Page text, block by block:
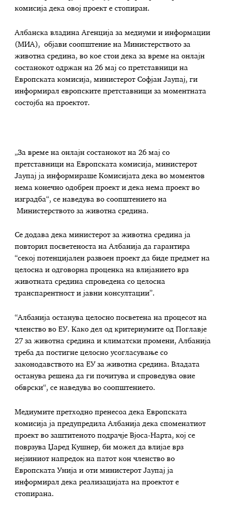
комисија дека овој проект е стопиран.
Албанска владина Агенција за медиуми и информации
(МИА), објави соопштение на Министерството за
животна средина, во кое стои дека за време на онлајн
состанокот одржан на 26 мај со претставници на
Европската комисија, министерот Софјан Јаупај, ги
информирал европските претставници за моментната
состојба на проектот.
„За време на онлајн состанокот на 26 мај со
претставници на Европската комисија, министерот
Јаупај ја информираше Комисијата дека во моментов
нема конечно одобрен проект и дека нема проект во
изградба“, се наведува во соопштението на
Министерството за животна средина.
Се додава дека министерот за животна средина ја
повторил посветеноста на Албанија да гарантира
“секој потенцијален развоен проект да биде предмет на
целосна и одговорна проценка на влијанието врз
животната средина спроведена со целосна
транспарентност и јавни консултации”.
“Албанија останува целосно посветена на процесот на
членство во ЕУ. Како дел од критериумите од Поглавје
27 за животна средина и климатски промени, Албанија
треба да постигне целосно усогласување со
законодавството на ЕУ за животна средина. Владата
останува решена да ги почитува и спроведува овие
обврски“, се наведува во соопштението.
Медиумите претходно пренесоа дека Европската
комисија ја предупредила Албанија дека споменатиот
проект во заштитеното подрачје Вјоса-Нарта, кој се
поврзува Џаред Кушнер, би можел да влијае врз
нејзиниот напредок на патот кон членство во
Европската Унија и оти министерот Јаупај ја
информирал дека реализацијата на проектот е
стопирана.